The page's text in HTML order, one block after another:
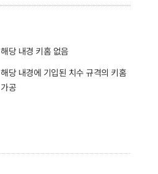
해당 내경 키홈 없음
해당 내경에 기입된 치수 규격의 키홈
가공